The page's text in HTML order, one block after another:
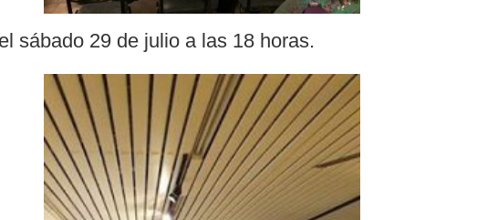
sábado 29 de julio a las 18 horas.